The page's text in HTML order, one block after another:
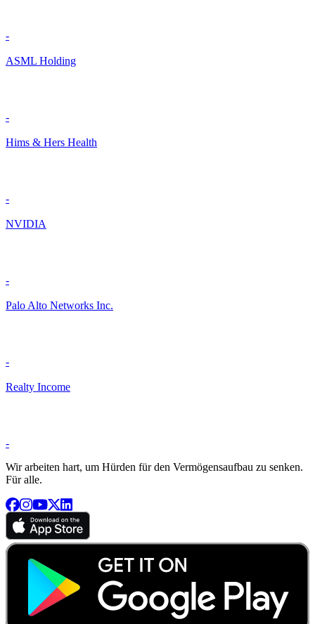
-
ASML Holding
-
Hims & Hers Health
-
NVIDIA
-
Palo Alto Networks Inc.
-
Realty Income
-
Wir arbeiten hart, um Hürden für den Vermögensaufbau zu senken.
Für alle.